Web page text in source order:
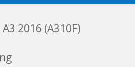
2016 (A310F)